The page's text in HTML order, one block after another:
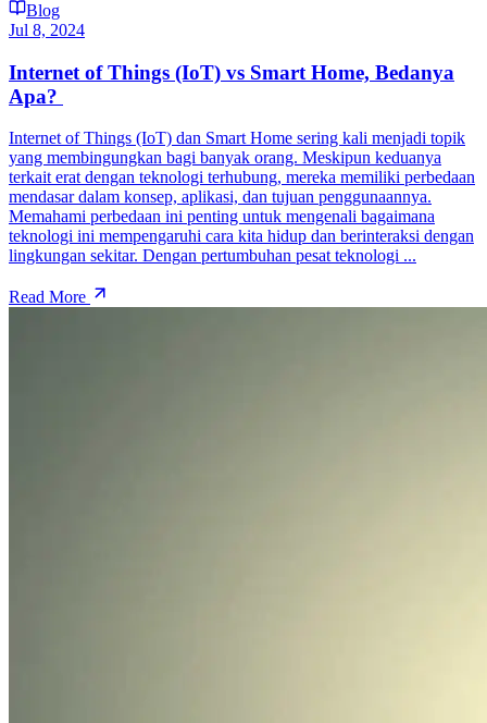
Blog
Jul 8, 2024
Internet of Things (IoT) vs Smart Home, Bedanya
Apa?
Internet of Things (IoT) dan Smart Home sering kali menjadi topik
yang membingungkan bagi banyak orang. Meskipun keduanya
terkait erat dengan teknologi terhubung, mereka memiliki perbedaan
mendasar dalam konsep, aplikasi, dan tujuan penggunaannya.
Memahami perbedaan ini penting untuk mengenali bagaimana
teknologi ini mempengaruhi cara kita hidup dan berinteraksi dengan
lingkungan sekitar. Dengan pertumbuhan pesat teknologi ...
Read More